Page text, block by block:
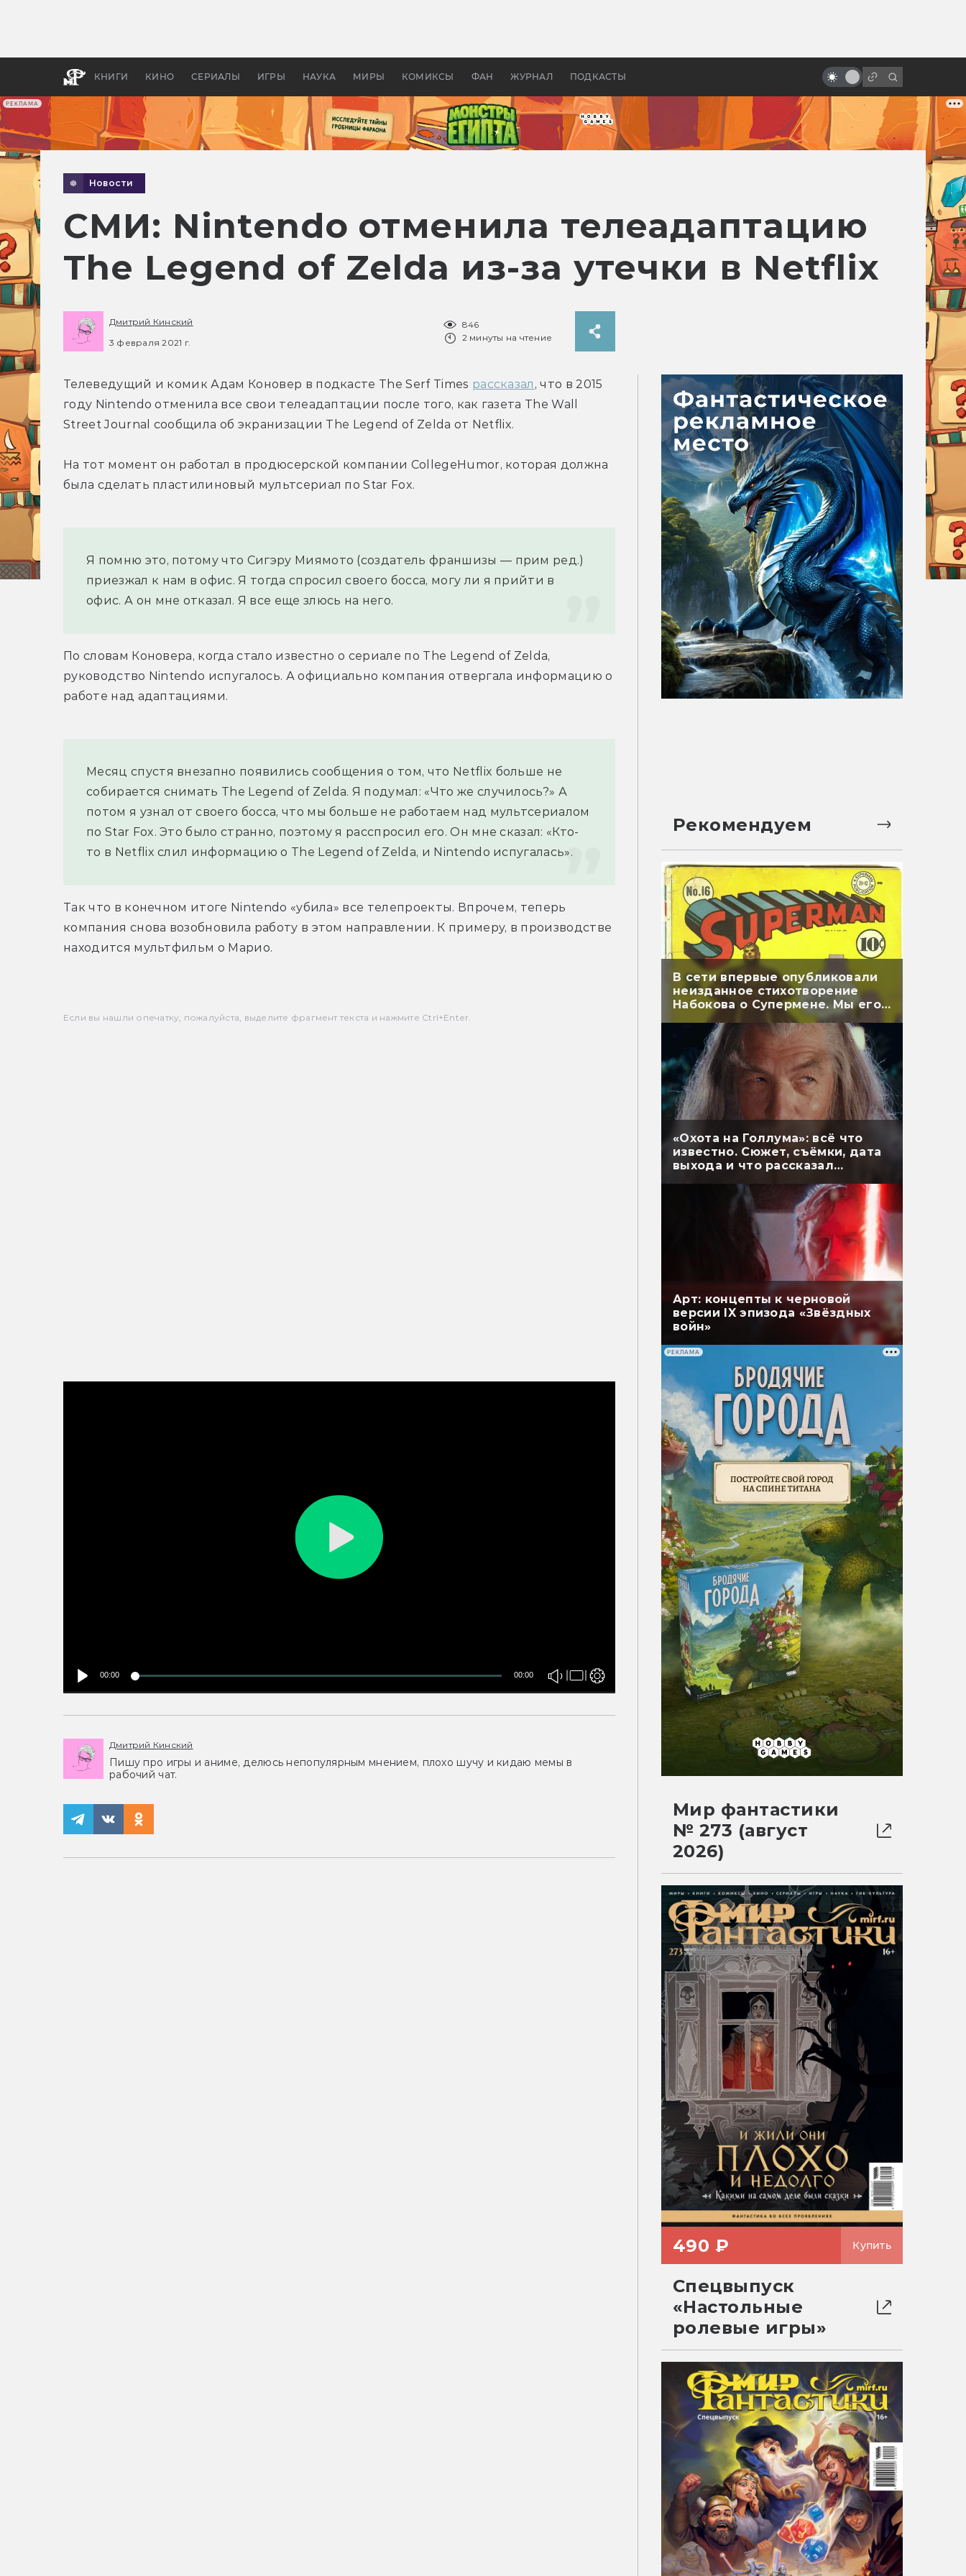
РЕКЛАМА
КНИГИ КИНО СЕРИАЛЫ ИГРЫ НАУКА МИРЫ КОМИКСЫ ФАН ЖУРНАЛ ПОДКАСТЫ
бы «Властелина колец»
Древней Грецией
фильмы и сериалы
Новости
СМИ: Nintendo отменила телеадаптацию
The Legend of Zelda из-за утечки в Netflix
Дмитрий Кинский
3 февраля 2021 г.
846
2 минуты на чтение
Телеведущий и комик Адам Коновер в подкасте The Serf Times рассказал , что в 2015
году Nintendo отменила все свои телеадаптации после того, как газета The Wall
Street Journal сообщила об экранизации The Legend of Zelda от Netflix.
На тот момент он работал в продюсерской компании CollegeHumor, которая должна
была сделать пластилиновый мультсериал по Star Fox.
Я помню это, потому что Сигэру Миямото (создатель франшизы — прим ред.)
приезжал к нам в офис. Я тогда спросил своего босса, могу ли я прийти в
офис. А он мне отказал. Я все еще злюсь на него.
По словам Коновера, когда стало известно о сериале по The Legend of Zelda,
руководство Nintendo испугалось. А официально компания отвергала информацию о
работе над адаптациями.
Месяц спустя внезапно появились сообщения о том, что Netflix больше не
собирается снимать The Legend of Zelda. Я подумал: «Что же случилось?» А
потом я узнал от своего босса, что мы больше не работаем над мультсериалом
по Star Fox. Это было странно, поэтому я расспросил его. Он мне сказал: «Кто-
то в Netflix слил информацию о The Legend of Zelda, и Nintendo испугалась».
Так что в конечном итоге Nintendo «убила» все телепроекты. Впрочем, теперь
компания снова возобновила работу в этом направлении. К примеру, в производстве
находится мультфильм о Марио.
Если вы нашли опечатку, пожалуйста, выделите фрагмент текста и нажмите Ctrl+Enter.
00:00 00:00
Дмитрий Кинский
Пишу про игры и аниме, делюсь непопулярным мнением, плохо шучу и кидаю мемы в
рабочий чат.
Рекомендуем
В сети впервые опубликовали
неизданное стихотворение
Набокова о Супермене. Мы его
перевели
«Охота на Голлума»: всё что
известно. Сюжет, съёмки, дата
выхода и что рассказал
Арт: концепты к черновой
версии IX эпизода «Звёздных
войн»
РЕКЛАМА
Мир фантастики
№ 273 (август
2026)
490 ₽ Купить
Спецвыпуск
«Настольные
ролевые игры»